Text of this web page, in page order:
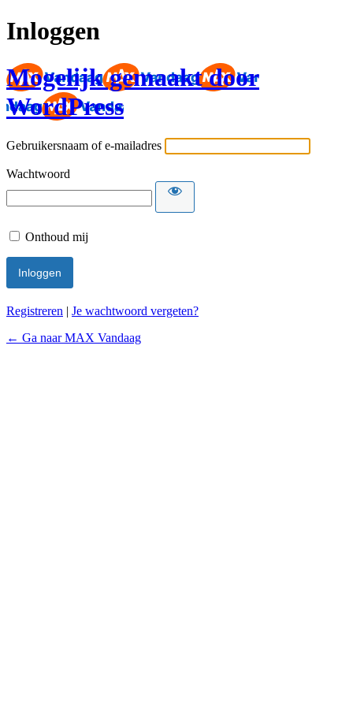
Inloggen
Mogelijk gemaakt door
WordPress
Gebruikersnaam of e-mailadres
Wachtwoord
Onthoud mij
Registreren | Je wachtwoord vergeten?
← Ga naar MAX Vandaag